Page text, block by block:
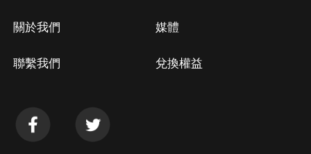
關於我們
聯繫我們
媒體
兌換權益